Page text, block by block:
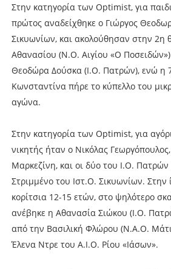
Στην κατηγορία των Optimist, για
πρώτος αναδείχθηκε ο Γιώργος
Σικυωνίων, και ακολούθησαν στην 2η
Αθανασίου (Ν.Ο. Αιγίου «Ο
Θεοδώρα Δούσκα (Ι.Ο. Πατρών), ενώ η
Κωνσταντίνα πήρε το κύπελλο του
αγώνα.
Στην κατηγορία των Optimist, για
νικητής ήταν ο Νικόλας
Μαρκεζίνη, και οι δύο του Ι.Ο. Πατρών
Στριμμένο του Ιστ.Ο. Σικυωνίων. Στην
κορίτσια 12-15 ετών, στο ψηλότερο
ανέβηκε η Αθανασία Σιώκου (Ι.Ο.
από την Βασιλική Φλώρου (Ν.Α.Ο. Μάτι
Έλενα Ντρε του Α.Ι.Ο. Ρίου «Ιάσων».